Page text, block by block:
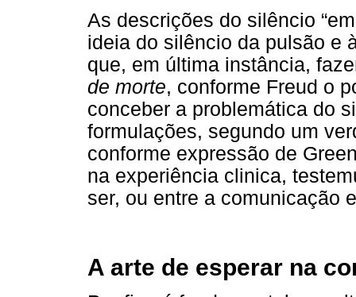
As descrições do silêncio
ideia do silêncio da pulsão e
que, em última instância,
de morte, conforme Freud o
conceber a problemática do
formulações, segundo um
conforme expressão de
na experiência clinica,
ser, ou entre a comunicação
A arte de esperar na